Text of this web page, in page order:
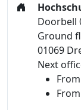
Doorbell
Ground
01069
Next